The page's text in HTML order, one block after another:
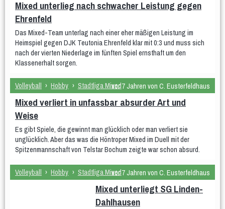
DM U20 (Jun 2021)
Anfänger
Frauen
Frauen 1 Frauen 2
Weibliche Jugend
wU20 wU18 wU16 wU14 wU13
wU12
Männer
Männer 1 Männer 2 Männer 3
Männliche Jugend
mU20 mU16 mU14 mU13 mU12
Mixed unterlieg nach schwacher Leistung gegen
Ehrenfeld
Das Mixed-Team unterlag nach einer eher mäßigen Leistung im
Heimspiel gegen DJK Teutonia Ehrenfeld klar mit 0:3 und muss sich
nach der vierten Niederlage im fünften Spiel ernsthaft um den
Klassenerhalt sorgen.
Volleyball › Hobby › Stadtliga Mixedvor 7 Jahren von C. Eusterfeldhaus
Mixed verliert in unfassbar absurder Art und
Weise
Es gibt Spiele, die gewinnt man glücklich oder man verliert sie
unglücklich. Aber das was die Höntroper Mixed im Duell mit der
Spitzenmannschaft von Telstar Bochum zeigte war schon absurd.
Volleyball › Hobby › Stadtliga Mixedvor 7 Jahren von C. Eusterfeldhaus
Mixed unterliegt SG Linden-
Dahlhausen